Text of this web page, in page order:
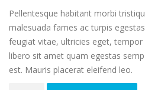
Pellentesque habitant morbi
malesuada fames ac turpis
feugiat vitae, ultricies eget,
libero sit amet quam egestas
est. Mauris placerat eleifend leo.